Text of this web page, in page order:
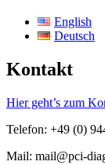
English
Deutsch
Kontakt
Hier geht’s zum
Telefon: +49 (0)
Mail: mail@pci-